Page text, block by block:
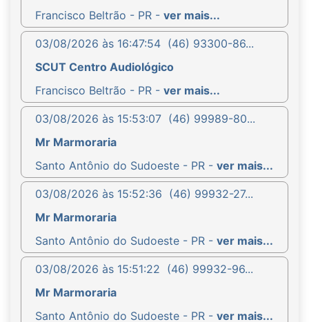
Francisco Beltrão - PR - ver mais...
03/08/2026 às 16:47:54 (46) 93300-86...
SCUT Centro Audiológico
Francisco Beltrão - PR - ver mais...
03/08/2026 às 15:53:07 (46) 99989-80...
Mr Marmoraria
Santo Antônio do Sudoeste - PR - ver mais...
03/08/2026 às 15:52:36 (46) 99932-27...
Mr Marmoraria
Santo Antônio do Sudoeste - PR - ver mais...
03/08/2026 às 15:51:22 (46) 99932-96...
Mr Marmoraria
Santo Antônio do Sudoeste - PR - ver mais...